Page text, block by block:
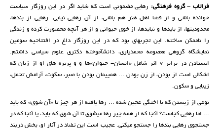
فراتاب – گروه فرهنگی: رهایی مضمونی است که شاید اگر در این روزگار سیاست
خوانده باشی و از قضا اهل هنر هم باشی، از آن رهایی نیابی. رهایی از بندها،
محدودیت­ها، از بایدها و نبایدها، از خوی حیوانی و از هر آنچه محصورت کرده و زندگی
را ناممکن ساخته. این تجربه­ای بود که در این روزگار داغ در افتتاحیه سومین
نمایشگاه گروهی معصومه محمدیاری، دانش­آموخته دکتری علوم سیاسی داشتم.
ایستادن در برابر 7 اثر شامل «انسان­­- حیوان»ها و و پرتره­ های او از زنان که
اشکالی است از بودن، از زن بودن ... هم­پیمان بودن با صبر، سکوت، آرامش تحمل،
زیبایی و سکون.
نوعی از زیستن که با اختگی عجین شده ... رها یافته از هر چیز تا «آن شوی» که باید
... اما رهایی کجاست؟ آنجا که از همه چیز­ رها می­شوی تا آن شوی که باید، یا آنجا که در
جستجوی رهایی بندها را جستجو می­کنی. عجیب است این تضاد در آثار او، بخش دربند